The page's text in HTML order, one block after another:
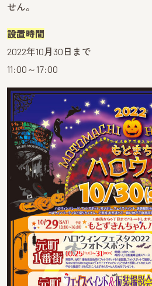
せん。
設置時間
2022年10月30日まで
11:00～17:00